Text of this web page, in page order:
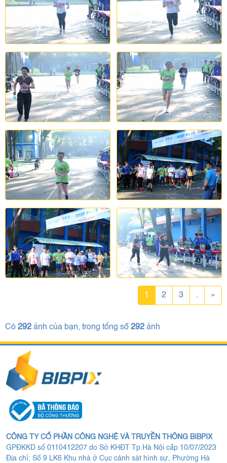
1 2 3 . »
Có 292 ảnh của bạn, trong tổng số 292 ảnh
CÔNG TY CỔ PHẦN CÔNG NGHỆ VÀ TRUYỀN THÔNG BIBPIX
GPĐKKD số 0110412207 do Sở KHĐT Tp.Hà Nội cấp 10/07/2023
Địa chỉ: Số 9 LK6 Khu nhà ở Cục cảnh sát hình sự, Phường Hà